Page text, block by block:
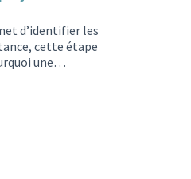
d’identifier les
cette étape
une
Budget